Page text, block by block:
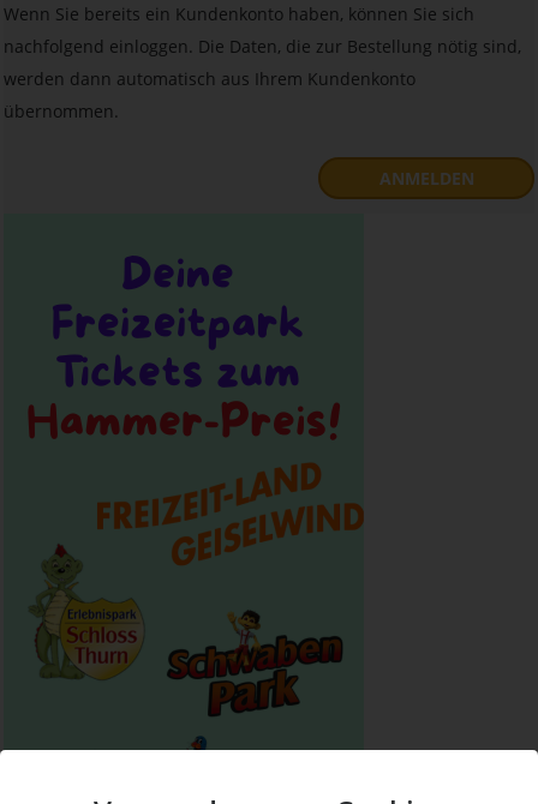
Wenn Sie bereits ein Kundenkonto haben, können Sie sich
nachfolgend einloggen. Die Daten, die zur Bestellung nötig sind,
werden dann automatisch aus Ihrem Kundenkonto
übernommen.
ANMELDEN